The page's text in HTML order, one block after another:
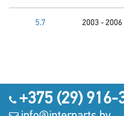
5.7 2003 - 2006
+375 (29) 916-